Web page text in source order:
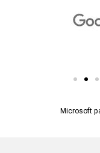
Microsoft